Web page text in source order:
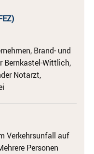
Brand- und
Bernkastel-Wittlich,
Notarzt,
Verkehrsunfall auf
Personen